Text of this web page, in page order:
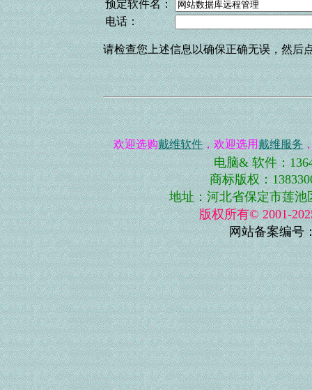
预定软件名：
电话：
请检查您上述信息以确保正确无误，然后
欢迎选购戴维软件，欢迎选用戴维服务
电脑& 软件：
商标版权：
地址：河北省保定市莲池
版权所有© 2001-
网站备案编号